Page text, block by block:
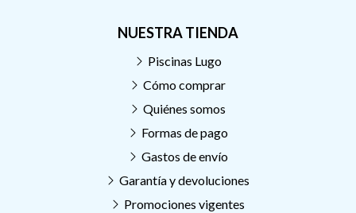
NUESTRA TIENDA
Piscinas Lugo
Cómo comprar
Quiénes somos
Formas de pago
Gastos de envío
Garantía y devoluciones
Promociones vigentes